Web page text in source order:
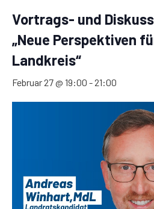
Vortrags- und
„Neue Perspektiven
Landkreis“
Februar 27 @ 19:00 - 21:00